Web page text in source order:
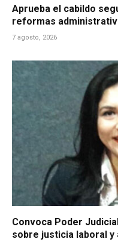
Aprueba el cabildo
reformas
7 agosto, 2026
Convoca Poder
sobre justicia laboral y